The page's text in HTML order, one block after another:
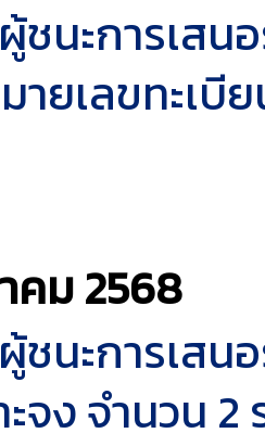
ชนะการเสน
ายเลขทะเ
คม2568
ชนะการเสน
ะจง จำนวน